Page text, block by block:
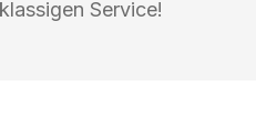
Service!